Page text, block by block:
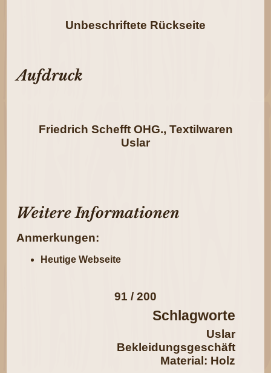
Unbeschriftete Rückseite
Aufdruck
Friedrich Schefft OHG., Textilwaren
Uslar
Weitere Informationen
Anmerkungen:
Heutige Webseite
91 / 200
Schlagworte
Uslar
Bekleidungsgeschäft
Material: Holz